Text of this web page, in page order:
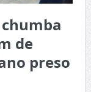
de
preso